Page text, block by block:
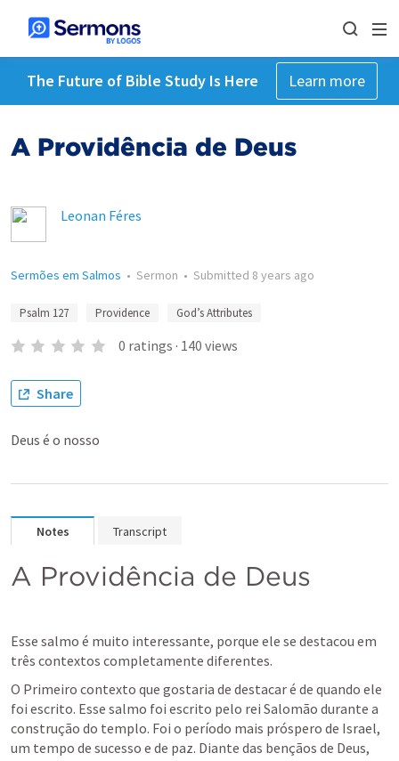
The Future of Bible Study Is Here Learn more
A Providência de Deus
Leonan Féres
Sermões em Salmos • Sermon • Submitted 8 years ago
Psalm 127 Providence God’s Attributes
0 ratings · 140 views
Share
Deus é o nosso
Notes Transcript
A Providência de Deus
Esse salmo é muito interessante, porque ele se destacou em
três contextos completamente diferentes.
O Primeiro contexto que gostaria de destacar é de quando ele
foi escrito. Esse salmo foi escrito pelo rei Salomão durante a
construção do templo. Foi o período mais próspero de Israel,
um tempo de sucesso e de paz. Diante das bençãos de Deus,